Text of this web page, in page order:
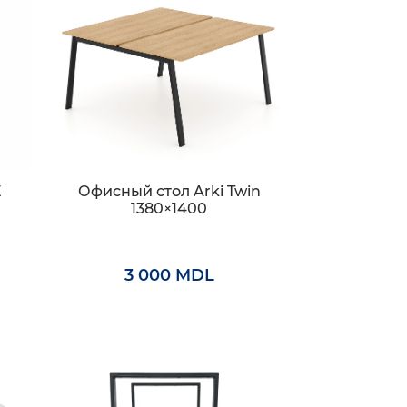
Офисный стол Arki Twin
1380×1400
3 000 MDL